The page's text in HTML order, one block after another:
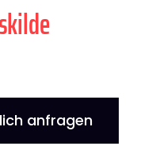
anfragen